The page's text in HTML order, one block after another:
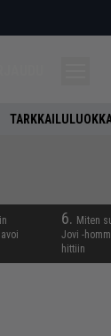
6. Miten
Jovi -
hittiin